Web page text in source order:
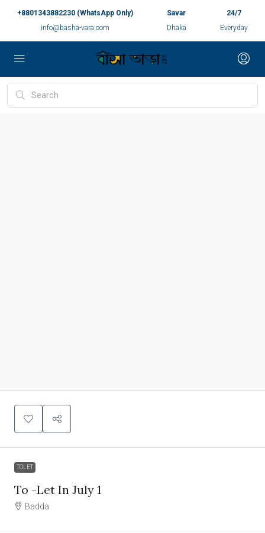
+8801343882230 (WhatsApp Only)
info@basha-vara.com
Savar
Dhaka
24/7
Everyday
TOLET
To -Let In July 1
Badda